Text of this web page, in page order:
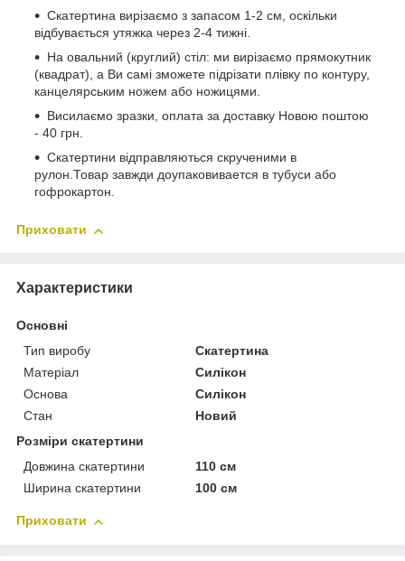
Скатертина вирізаємо з запасом 1-2 см, оскільки
відбувається утяжка через 2-4 тижні.
На овальний (круглий) стіл: ми вирізаємо прямокутник
(квадрат), а Ви самі зможете підрізати плівку по контуру,
канцелярським ножем або ножицями.
Висилаємо зразки, оплата за доставку Новою поштою
- 40 грн.
Скатертини відправляються скрученими в
рулон.Товар завжди доупаковивается в тубуси або
гофрокартон.
Приховати
Характеристики
Основні
Тип виробу
Скатертина
Матеріал
Силікон
Основа
Силікон
Стан
Новий
Розміри скатертини
Довжина скатертини
110 см
Ширина скатертини
100 см
Приховати